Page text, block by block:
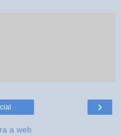
›
a web